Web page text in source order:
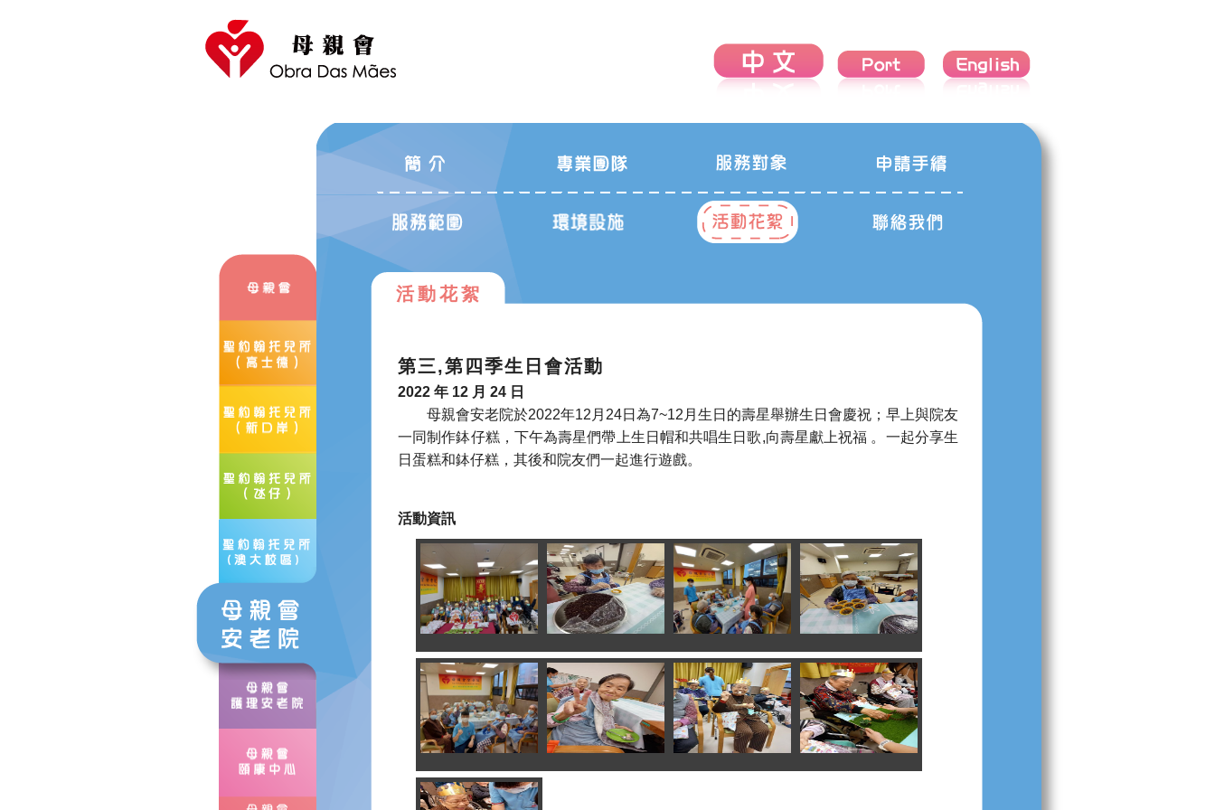
活動花絮
第三,第四季生日會活動
2022 年 12 月 24 日
母親會安老院於2022年12月24日為7~12月生日的壽星舉辦生日會慶祝；早上與院友
一同制作鉢仔糕，下午為壽星們帶上生日帽和共唱生日歌,向壽星獻上祝福 。一起分享生
日蛋糕和鉢仔糕，其後和院友們一起進行遊戲。
活動資訊